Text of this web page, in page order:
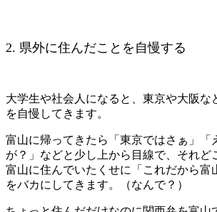
2. 県外に住んだことを自慢する
大学生や社会人になると、東京や大阪な
を自慢してきます。
富山に帰ってきたら「東京ではさぁ」「
が？」などと少し上から目線で、それど
富山に住んでいたくせに「これだから富
をバカにしてきます。（なんで？）